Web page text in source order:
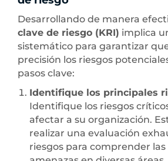
Desarrollando de manera
clave de riesgo (KRI) implica
sistemático para garantizar
precisión los riesgos
pasos clave:
Identifique los principales
Identifique los riesgos
afectar a su organización.
realizar una evaluación
riesgos para comprender las